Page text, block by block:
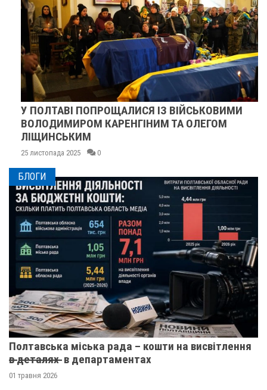
У ПОЛТАВІ ПОПРОЩАЛИСЯ ІЗ ВІЙСЬКОВИМИ
ВОЛОДИМИРОМ КАРЕНГІНИМ ТА ОЛЕГОМ
ЛІЩИНСЬКИМ
25 листопада 2025 0
БЛОГИ
Полтавська міська рада – кошти на висвітлення
в̶ ̶д̶е̶т̶а̶л̶я̶х̶ ̶ в департаментах
01 травня 2026